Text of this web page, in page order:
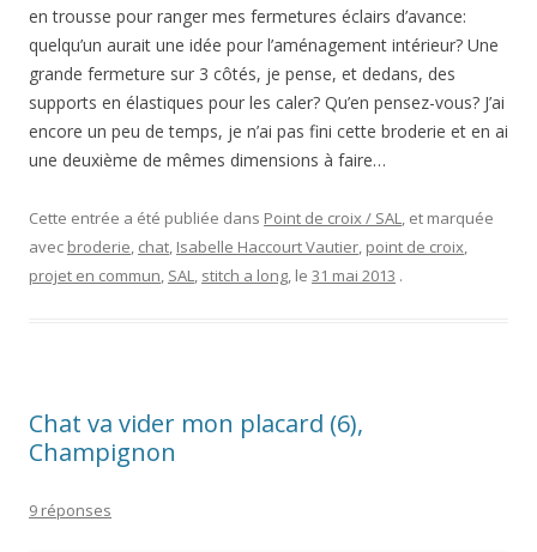
en trousse pour ranger mes fermetures éclairs d’avance:
quelqu’un aurait une idée pour l’aménagement intérieur? Une
grande fermeture sur 3 côtés, je pense, et dedans, des
supports en élastiques pour les caler? Qu’en pensez-vous? J’ai
encore un peu de temps, je n’ai pas fini cette broderie et en ai
une deuxième de mêmes dimensions à faire…
Cette entrée a été publiée dans Point de croix / SAL, et marquée
avec broderie, chat, Isabelle Haccourt Vautier, point de croix,
projet en commun, SAL, stitch a long, le 31 mai 2013 .
Chat va vider mon placard (6),
Champignon
9 réponses